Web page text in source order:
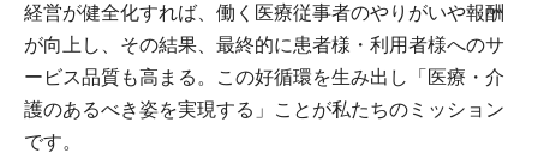
経営が健全化すれば、働く医療従事者のやりがいや報酬
が向上し、その結果、最終的に患者様・利用者様へのサ
ービス品質も高まる。この好循環を生み出し「医療・介
護のあるべき姿を実現する」ことが私たちのミッション
です。